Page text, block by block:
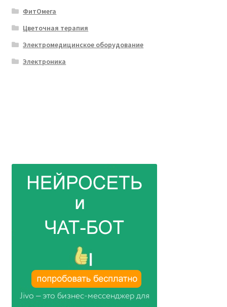
ФитОмега
Цветочная терапия
Электромедицинское оборудование
Электроника